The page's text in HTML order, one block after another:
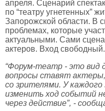
апреля. Сценарий
по “театру угнетенных”
Запорожской области. В
проблемах, которые
актуальными. Сами
актеров. Вход свободный.
“Форум-театр - это вид
вопросы ставят
со зрителями. У
изменить ход событий
через действие”, -